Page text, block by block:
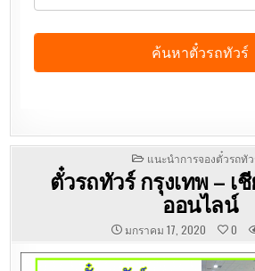
POSTED
IN
แนะนำการจองตั๋วรถทั
ตั๋วรถทัวร์ กรุงเทพ – เ
ออนไลน์
มกราคม 17, 2020 0